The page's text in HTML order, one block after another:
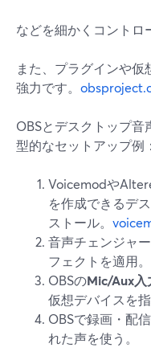
などを細かくコントロ
また、プラグインや
強力です。
OBSとデスクトップ
型的なセットアップ例：
Voicemodや
を作成できるデ
ストール。
音声チェンジャ
フェクトを適用。
OBSのMic/Aux入
仮想デバイスを指
OBSで録画・配
れた声を使う。